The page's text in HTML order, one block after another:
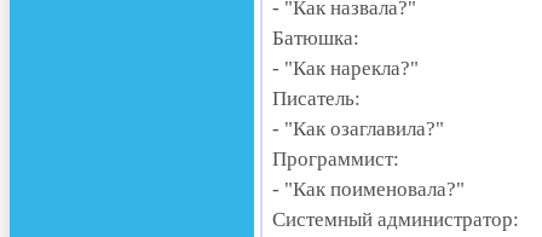
- "Как назвала?"
Батюшка:
- "Как нарекла?"
Писатель:
- "Как озаглавила?"
Программист:
- "Как поименовала?"
Системный администратор: